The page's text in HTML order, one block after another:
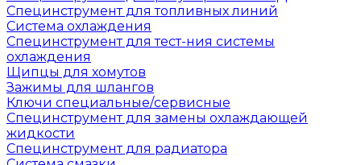
Специнструмент для топливных линий
Система охлаждения
Специнструмент для тест-ния системы
охлаждения
Щипцы для хомутов
Зажимы для шлангов
Ключи специальные/сервисные
Специнструмент для замены охлаждающей
жидкости
Специнструмент для радиатора